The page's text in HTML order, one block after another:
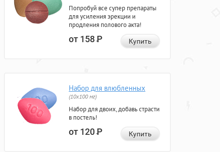
Попробуй все супер препараты
для усиления эрекции и
продления полового акта!
от 158Р Купить
Набор для влюбленных
(10х100 мг)
Набор для двоих, добавь страсти
в постель!
от 120Р Купить